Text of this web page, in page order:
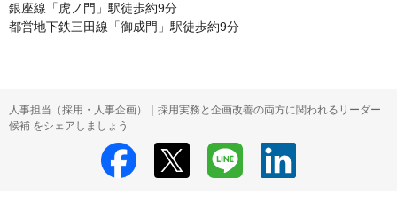
銀座線「虎ノ門」駅徒歩約9分
都営地下鉄三田線「御成門」駅徒歩約9分
人事担当（採用・人事企画）｜採用実務と企画改善の両方に関われるリーダー
候補 をシェアしましょう